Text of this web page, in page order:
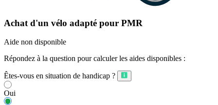
Achat d'un vélo adapté pour PMR
Aide non disponible
Répondez à la question pour calculer les aides disponibles :
Êtes-vous en situation de handicap ?
Oui